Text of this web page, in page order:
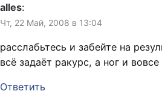
alles:
Чт, 22 Май, 2008 в 13:04
расслабьтесь и забейте на
всё задаёт ракурс, а ног и вовсе
Ответить